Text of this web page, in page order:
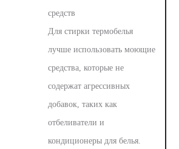
средств
Для стирки термобелья
лучше использовать моющие
средства, которые не
содержат агрессивных
добавок, таких как
отбеливатели и
кондиционеры для белья.